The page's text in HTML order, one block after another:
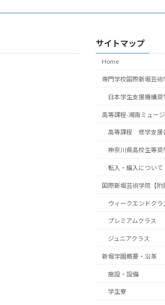
サイトマップ
Home
専門学校国際新堀芸術
日本学生支援機構奨
高等課程-湘南ミュー
高等課程 修学支援
神奈川県高校生等奨
転入・編入について
国際新堀芸術学院【附
ウィークエンドクラ
プレミアムクラス
ジュニアクラス
新堀学園概要・沿革
施設・設備
学生寮